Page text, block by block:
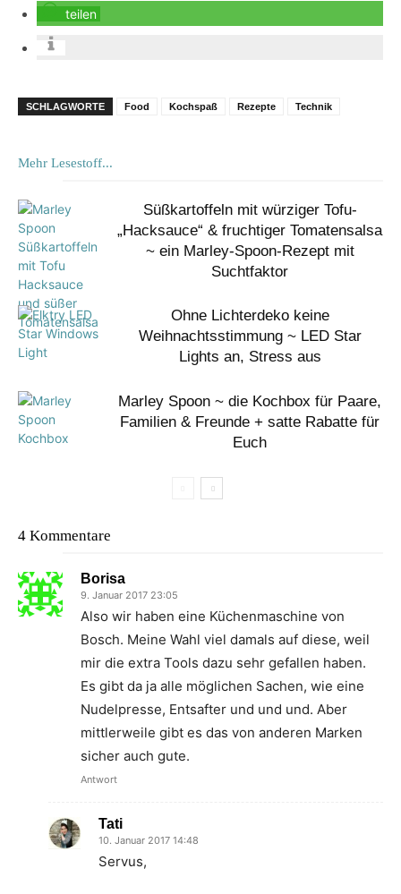
teilen
SCHLAGWORTE Food Kochspaß Rezepte Technik
Mehr Lesestoff...
Süßkartoffeln mit würziger Tofu-
„Hacksauce“ & fruchtiger Tomatensalsa
~ ein Marley-Spoon-Rezept mit
Suchtfaktor
Ohne Lichterdeko keine
Weihnachtsstimmung ~ LED Star
Lights an, Stress aus
Marley Spoon ~ die Kochbox für Paare,
Familien & Freunde + satte Rabatte für
Euch
4 Kommentare
Borisa
9. Januar 2017 23:05
Also wir haben eine Küchenmaschine von
Bosch. Meine Wahl viel damals auf diese, weil
mir die extra Tools dazu sehr gefallen haben.
Es gibt da ja alle möglichen Sachen, wie eine
Nudelpresse, Entsafter und und und. Aber
mittlerweile gibt es das von anderen Marken
sicher auch gute.
Antwort
Tati
10. Januar 2017 14:48
Servus,